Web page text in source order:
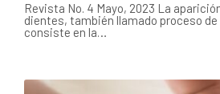
Revista No. 4 Mayo, 2023 La
dientes, también llamado proceso
consiste en la…